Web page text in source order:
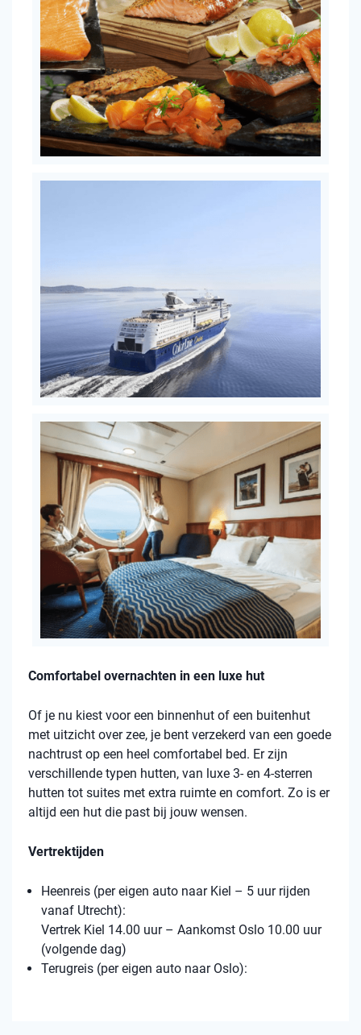
Comfortabel overnachten in een luxe hut
Of je nu kiest voor een binnenhut of een buitenhut
met uitzicht over zee, je bent verzekerd van een goede
nachtrust op een heel comfortabel bed. Er zijn
verschillende typen hutten, van luxe 3- en 4-sterren
hutten tot suites met extra ruimte en comfort. Zo is er
altijd een hut die past bij jouw wensen.
Vertrektijden
Heenreis (per eigen auto naar Kiel – 5 uur rijden
vanaf Utrecht):
Vertrek Kiel 14.00 uur – Aankomst Oslo 10.00 uur
(volgende dag)
Terugreis (per eigen auto naar Oslo):